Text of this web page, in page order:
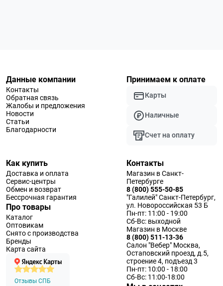
Данные компании
Контакты
Обратная связь
Жалобы и предложения
Новости
Статьи
Благодарности
Принимаем к оплате
Карты
Наличные
Счет на оплату
Как купить
Доставка и оплата
Сервис-центры
Обмен и возврат
Бессрочная гарантия
Про товары
Каталог
Оптовикам
Снято с производства
Бренды
Карта сайта
Отзывы СПБ
Контакты
Магазин в Санкт-
Петербурге
8 (800) 555-50-85
"Галилей" Санкт-Петербург,
ул. Новороссийская 53 Б
Пн-пт: 11:00 - 19:00
Сб-Вс: выходной
Магазин в Москве
8 (800) 511-13-36
Салон "Вебер" Москва,
Остаповский проезд, д.5,
строение 4, подъезд 3
Пн-пт: 10:00 - 18:00
Сб-Вс: 11:00-18:00